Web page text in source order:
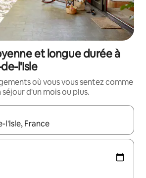
et longue durée à
l'Isle
où vous vous sentez comme
d'un mois ou plus.
s'affichent, utilisez les flèches vers le